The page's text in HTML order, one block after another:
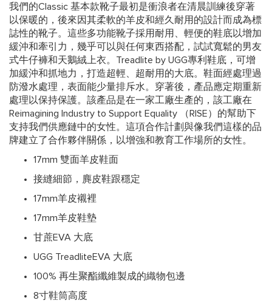
我們的Classic 基本款靴子最初是衝浪者在清晨訓練後穿著
以保暖的，後來因其柔軟的羊皮和經久耐用的設計而成為標
誌性的靴子。這些多功能靴子採用耐用、輕便的鞋底以增加
緩沖和牽引力，幾乎可以與任何東西搭配，試試寬鬆的男友
式牛仔褲和天鵝絨上衣。Treadlite by UGG專利鞋底，可增
加緩沖和抓地力，打造超輕、超耐用的大底。鞋面經處理過
防潑水處理，表面能少量排斥水。穿著後，產品應定期重新
處理以保持保護。該產品是在一家工廠生產的，該工廠在
Reimagining Industry to Support Equality （RISE）的幫助下
支持我們供應鏈中的女性。這項合作計劃與像我們這樣的品
牌建立了合作夥伴關係，以增強和教育工作場所的女性。
17mm 雙面羊皮鞋面
接縫細節，麂皮鞋跟穩定
17mm羊皮襯裡
17mm羊皮鞋墊
甘蔗EVA 大底
UGG TreadliteEVA 大底
100% 再生聚酯纖維製成的織物包邊
8寸鞋筒高度